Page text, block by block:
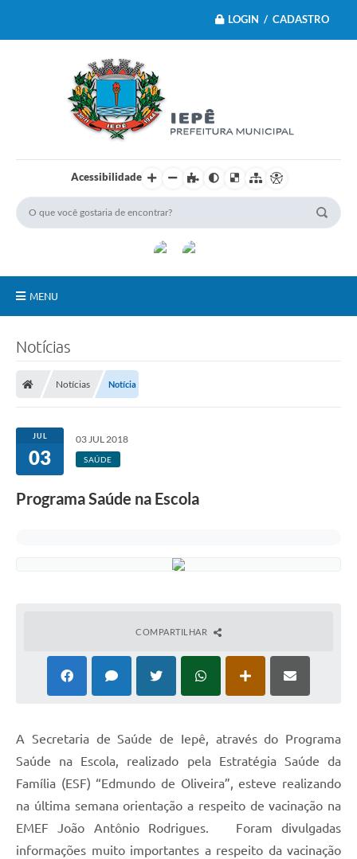
LOGIN / CADASTRO
Acessibilidade
MENU
Serviços Públicos
Carta de Serviços
Mapa de estradas rurais
Coleta de Sugestões
Orçamento Participativo
Legislação
Ouvidoria
Notícias
Notícias Notícia
JUL
03
03 JUL 2018
SAÚDE
Programa Saúde na Escola
COMPARTILHAR
A Secretaria de Saúde de Iepê, através do Programa
Saúde na Escola, realizado pela Estratégia Saúde da
Família (ESF) “Edmundo de Oliveira”, esteve realizando
na última semana orientação a respeito de vacinação na
EMEF João Antônio Rodrigues. Foram divulgadas
informações muito importantes a respeito da vacinação